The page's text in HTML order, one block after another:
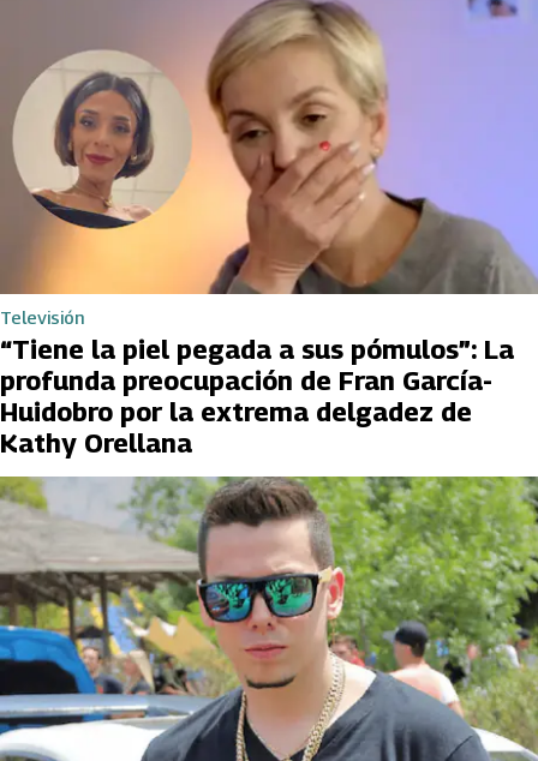
Televisión
“Tiene la piel pegada a sus pómulos”: La
profunda preocupación de Fran García-
Huidobro por la extrema delgadez de
Kathy Orellana